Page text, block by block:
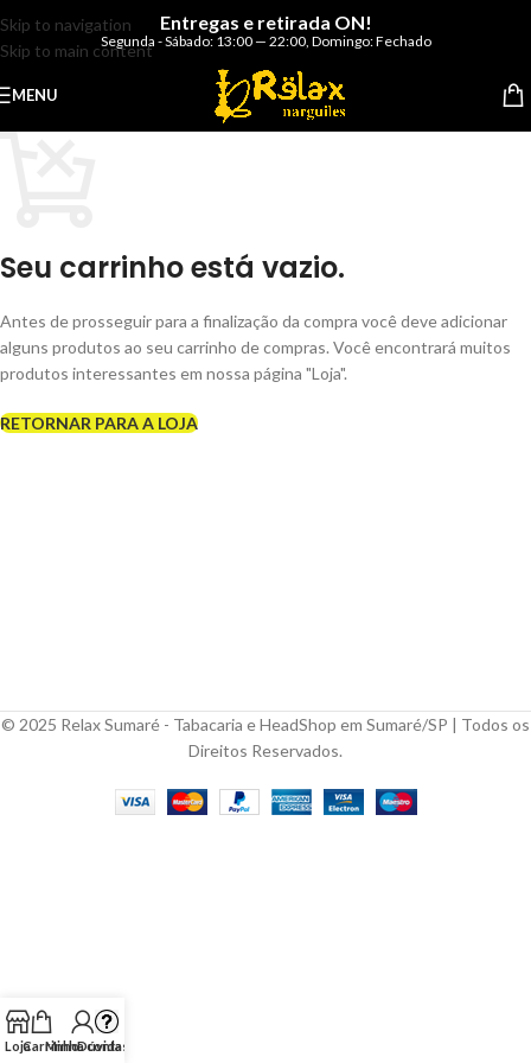
Skip to navigation
Skip to main content
Entregas e retirada ON!
Segunda - Sábado: 13:00 — 22:00, Domingo: Fechado
MENU
Seu carrinho está vazio.
Antes de prosseguir para a finalização da compra você deve adicionar
alguns produtos ao seu carrinho de compras. Você encontrará muitos
produtos interessantes em nossa página "Loja".
RETORNAR PARA A LOJA
© 2025 Relax Sumaré - Tabacaria e HeadShop em Sumaré/SP | Todos os
Direitos Reservados.
LojaCarrinho
Minha conta
Dúvidas?